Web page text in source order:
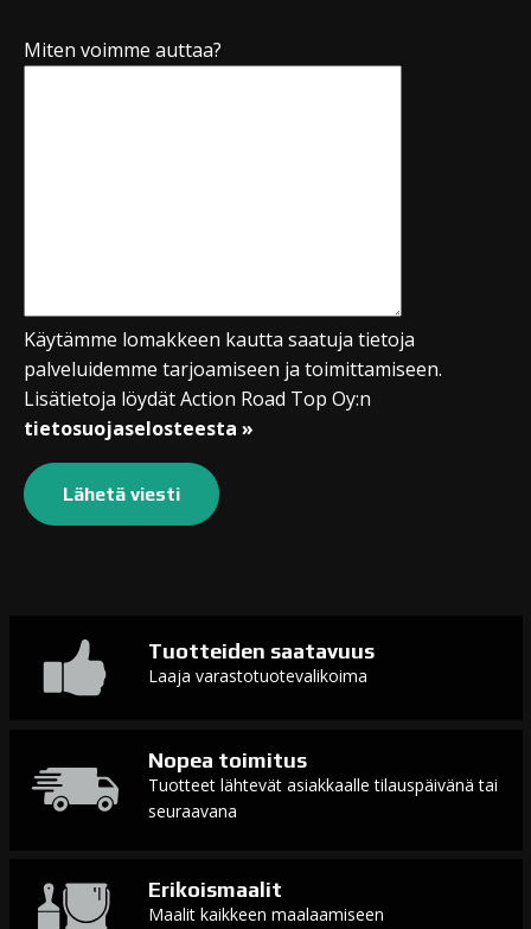
Miten voimme auttaa?
Käytämme lomakkeen kautta saatuja tietoja
palveluidemme tarjoamiseen ja toimittamiseen.
Lisätietoja löydät Action Road Top Oy:n
tietosuojaselosteesta »
Tuotteiden saatavuus
Laaja varastotuotevalikoima
Nopea toimitus
Tuotteet lähtevät asiakkaalle tilauspäivänä tai
seuraavana
Erikoismaalit
Maalit kaikkeen maalaamiseen